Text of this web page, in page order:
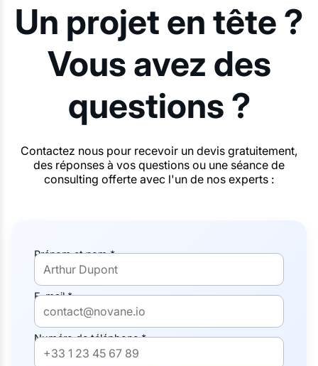
Un projet en tête ?
Vous avez des
questions ?
Contactez nous pour recevoir un devis gratuitement,
des réponses à vos questions ou une séance de
consulting offerte avec l'un de nos experts :
Prénom et nom *
E-mail *
Numéro de téléphone *